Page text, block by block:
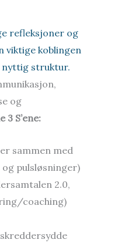
refleksjoner og
viktige koblingen
nyttig struktur.
og
3 S’ene:
sammen med
og pulsløsninger)
2.0,
coaching)